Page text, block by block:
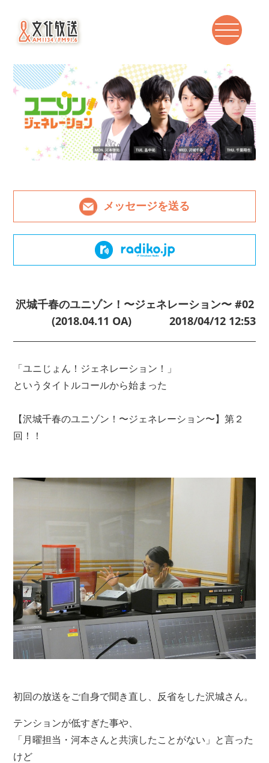
メッセージを送る
沢城千春のユニゾン！〜ジェネレーション〜 #02
(2018.04.11 OA)
2018/04/12 12:53
「ユニじょん！ジェネレーション！」
というタイトルコールから始まった
【沢城千春のユニゾン！〜ジェネレーション〜】第２
回！！
初回の放送をご自身で聞き直し、反省をした沢城さん。
テンションが低すぎた事や、
「月曜担当・河本さんと共演したことがない」と言った
けど